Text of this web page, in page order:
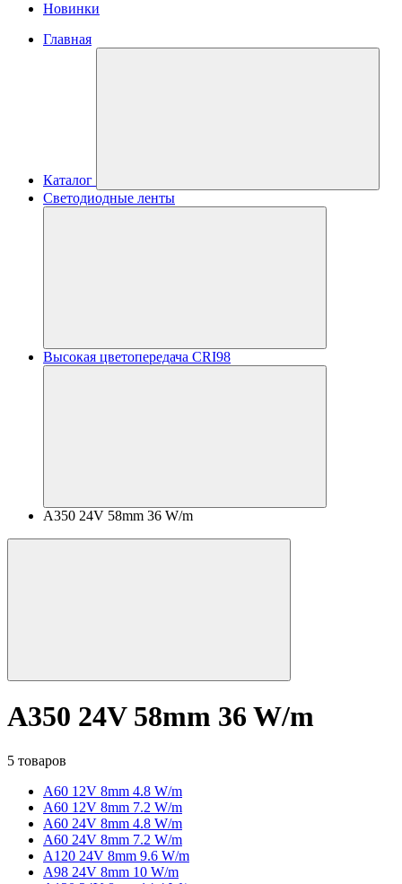
Новинки
Главная
Каталог
Светодиодные ленты
Высокая цветопередача CRI98
A350 24V 58mm 36 W/m
A350 24V 58mm 36 W/m
5 товаров
A60 12V 8mm 4.8 W/m
A60 12V 8mm 7.2 W/m
A60 24V 8mm 4.8 W/m
A60 24V 8mm 7.2 W/m
A120 24V 8mm 9.6 W/m
A98 24V 8mm 10 W/m